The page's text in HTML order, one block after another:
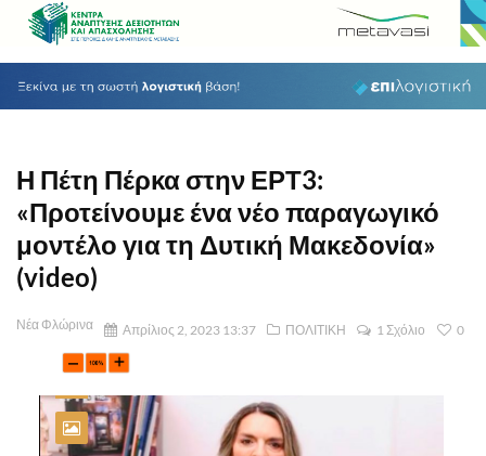
Η Πέτη Πέρκα στην ΕΡΤ3:
«Προτείνουμε ένα νέο παραγωγικό
μοντέλο για τη Δυτική Μακεδονία»
(video)
Νέα Φλώρινα Απρίλιος 2, 2023 13:37 ΠΟΛΙΤΙΚΗ 1 Σχόλιο 0